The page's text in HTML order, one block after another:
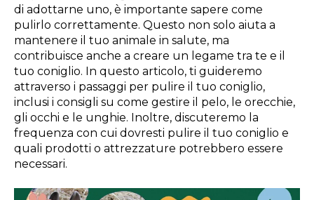
di adottarne uno, è importante sapere come
pulirlo correttamente. Questo non solo aiuta a
mantenere il tuo animale in salute, ma
contribuisce anche a creare un legame tra te e il
tuo coniglio. In questo articolo, ti guideremo
attraverso i passaggi per pulire il tuo coniglio,
inclusi i consigli su come gestire il pelo, le orecchie,
gli occhi e le unghie. Inoltre, discuteremo la
frequenza con cui dovresti pulire il tuo coniglio e
quali prodotti o attrezzature potrebbero essere
necessari.